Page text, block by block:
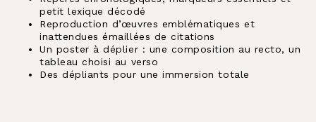
petit lexique décodé
Reproduction d’œuvres emblématiques et
inattendues émaillées de citations
Un poster à déplier : une composition au recto, un
tableau choisi au verso
Des dépliants pour une immersion totale